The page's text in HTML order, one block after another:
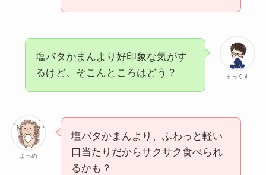
まっくす
塩バタかまんより好印象な気がす
るけど、そこんところはどう？
よっめ
塩バタかまんより、ふわっと軽い
口当たりだからサクサク食べられ
るかも？